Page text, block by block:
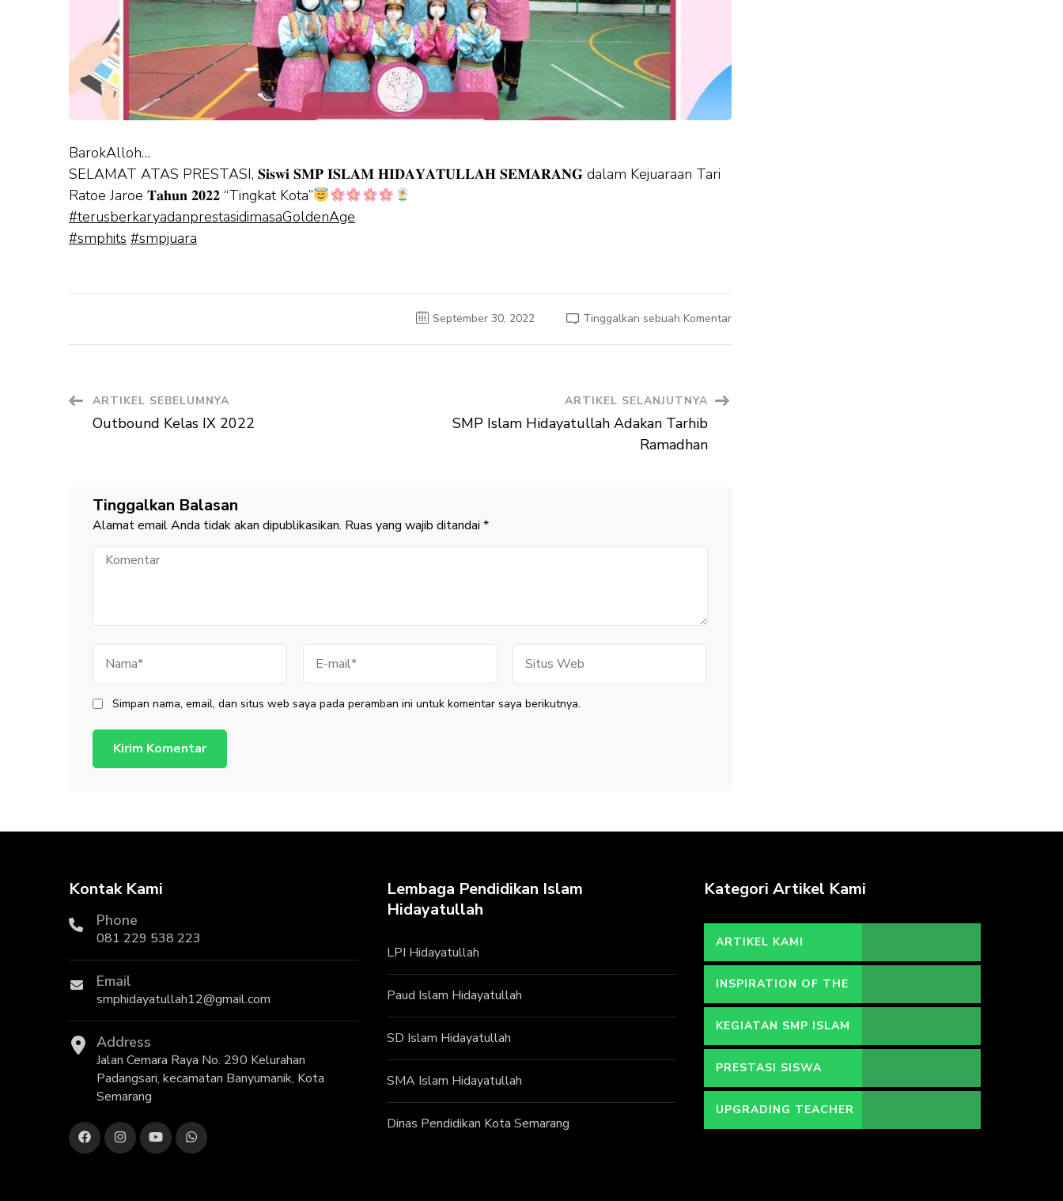
BarokAlloh…
SELAMAT ATAS PRESTASI, 𝐒𝐢𝐬𝐰𝐢 𝐒𝐌𝐏 𝐈𝐒𝐋𝐀𝐌 𝐇𝐈𝐃𝐀𝐘𝐀𝐓𝐔𝐋𝐋𝐀𝐇 𝐒𝐄𝐌𝐀𝐑𝐀𝐍𝐆 dalam Kejuaraan Tari
Ratoe Jaroe 𝐓𝐚𝐡𝐮𝐧 𝟐𝟎𝟐𝟐 “Tingkat Kota”
#terusberkaryadanprestasidimasaGoldenAge
#smphits #smpjuara
September 30, 2022 Tinggalkan sebuah Komentarpada
Navigasi
Artikel
ARTIKEL SEBELUMNYA
Outbound Kelas IX 2022
ARTIKEL SELANJUTNYA
SMP Islam Hidayatullah Adakan Tarhib
Ramadhan
Tinggalkan Balasan
Alamat email Anda tidak akan dipublikasikan. Ruas yang wajib ditandai *
Komentar
mail
Web
Simpan nama, email, dan situs web saya pada peramban ini untuk komentar saya berikutnya.
Kontak Kami
Phone
081 229 538 223
Email
smphidayatullah12@gmail.com
Address
Jalan Cemara Raya No. 290 Kelurahan
Padangsari, kecamatan Banyumanik, Kota
Semarang
Lembaga Pendidikan Islam
Hidayatullah
LPI Hidayatullah
Paud Islam Hidayatullah
SD Islam Hidayatullah
SMA Islam Hidayatullah
Dinas Pendidikan Kota Semarang
Kategori Artikel Kami
ARTIKEL KAMI
INSPIRATION OF THE
DAY
KEGIATAN SMP ISLAM
HIDAYATULLAH
PRESTASI SISWA
UPGRADING TEACHER